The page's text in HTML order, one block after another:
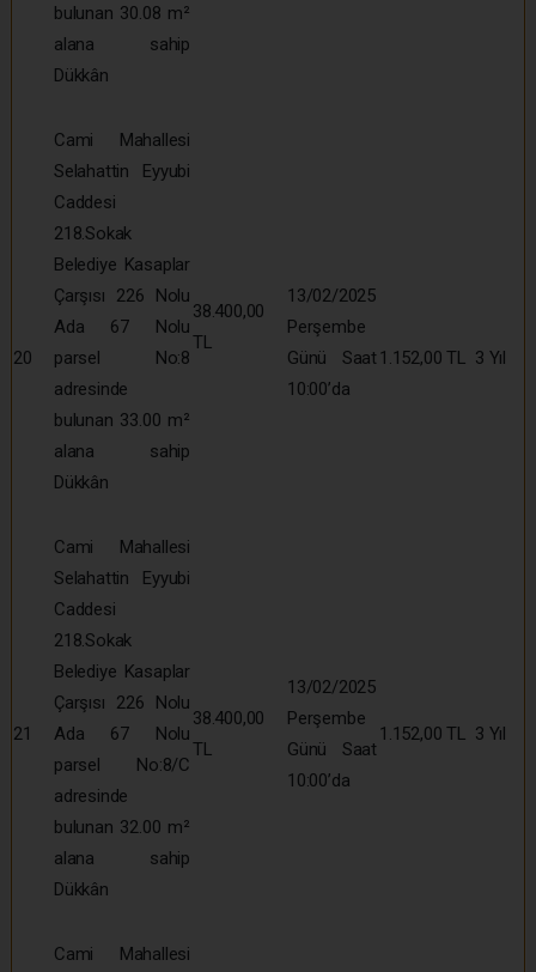
bulunan 30.08 m²
alana sahip
Dükkân
20
Cami Mahallesi
Selahattin Eyyubi
Caddesi
218.Sokak
Belediye Kasaplar
Çarşısı 226 Nolu
Ada 67 Nolu
parsel No:8
adresinde
bulunan 33.00 m²
alana sahip
Dükkân
38.400,00
TL
13/02/2025
Perşembe
Günü Saat
10:00’da
1.152,00 TL 3 Yıl
21
Cami Mahallesi
Selahattin Eyyubi
Caddesi
218.Sokak
Belediye Kasaplar
Çarşısı 226 Nolu
Ada 67 Nolu
parsel No:8/C
adresinde
bulunan 32.00 m²
alana sahip
Dükkân
38.400,00
TL
13/02/2025
Perşembe
Günü Saat
10:00’da
1.152,00 TL 3 Yıl
Cami Mahallesi